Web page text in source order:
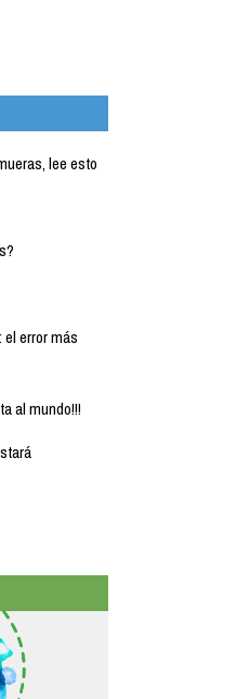
lee esto
error más
al mundo!!!